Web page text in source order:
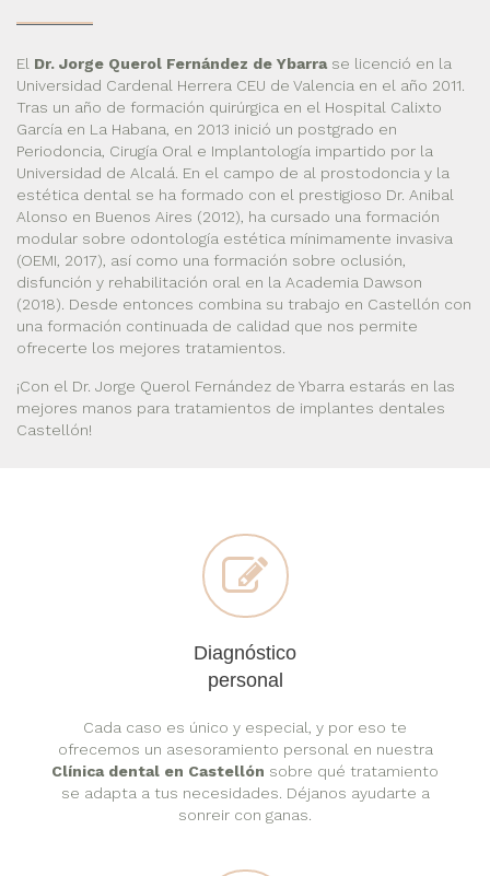
El Dr. Jorge Querol Fernández de Ybarrase licenció en la
Universidad Cardenal Herrera CEU de Valencia en el año 2011.
Tras un año de formación quirúrgica en el Hospital Calixto
García en La Habana, en 2013 inició un postgrado en
Periodoncia, Cirugía Oral e Implantología impartido por la
Universidad de Alcalá. En el campo de al prostodoncia y la
estética dental se ha formado con el prestigioso Dr. Anibal
Alonso en Buenos Aires (2012), ha cursado una formación
modular sobre odontología estética mínimamente invasiva
(OEMI, 2017), así como una formación sobre oclusión,
disfunción y rehabilitación oral en la Academia Dawson
(2018). Desde entonces combina su trabajo en Castellón con
una formación continuada de calidad que nos permite
ofrecerte los mejores tratamientos.
¡Con el Dr. Jorge Querol Fernández de Ybarra estarás en las
mejores manos para tratamientos de implantes dentales
Castellón!
Diagnóstico
personal
Cada caso es único y especial, y por eso te
ofrecemos un asesoramiento personal en nuestra
Clínica dental en Castellón sobre qué tratamiento
se adapta a tus necesidades. Déjanos ayudarte a
sonreir con ganas.